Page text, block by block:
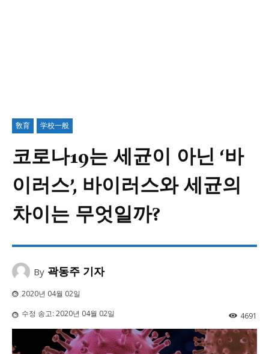
敎育 学校一般
코로나19는 세균이 아닌 ‘바
이러스’, 바이러스와 세균의
차이는 무엇일까?
By 곽동주 기자
2020년 04월 02일
수정 송고: 2020년 04월 02일 4691